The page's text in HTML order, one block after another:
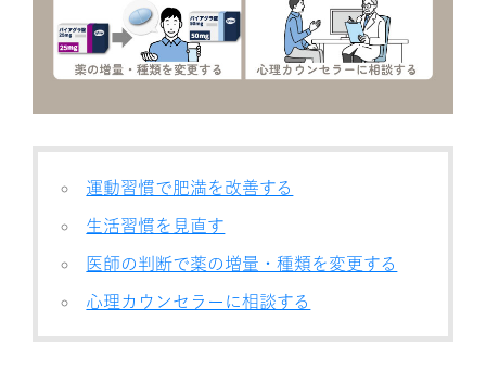
運動習慣で肥満を改善する
生活習慣を見直す
医師の判断で薬の増量・種類を変更する
心理カウンセラーに相談する